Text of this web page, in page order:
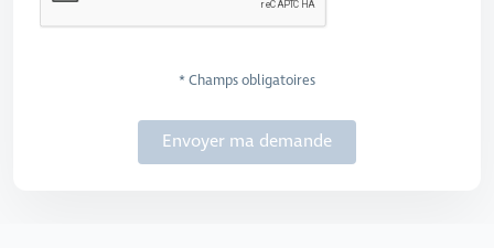
* Champs obligatoires
Envoyer ma demande